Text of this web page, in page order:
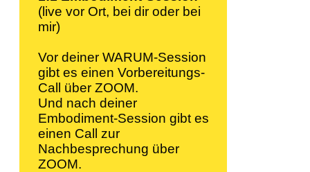
(live vor Ort, bei dir oder bei
mir)
Vor deiner WARUM-Session
gibt es einen Vorbereitungs-
Call über ZOOM.
Und nach deiner
Embodiment-Session gibt es
einen Call zur
Nachbesprechung über
ZOOM.